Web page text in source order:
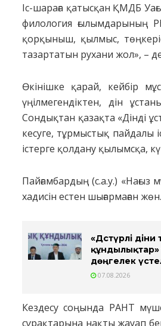
Іс-шараға қатысқан ҚМДБ
филология ғылымдарының
қорқыныш, қылмыс,
тазартатын рухани жол», –
Өкінішке қарай, кейбір
үңілмегендіктен, дін
Сондықтан қазақта «Дінді
кесуге, тұрмыстық пайдалы
істерге қолдану қылымсқа,
Пайғамбардың (с.а.у.)
хадисін естен шығармаған жөн.
«Дәстүрлі
дөңгелек
07.08.2026
Кездесу соңында РАНТ
сұрақтарына нақты жауап